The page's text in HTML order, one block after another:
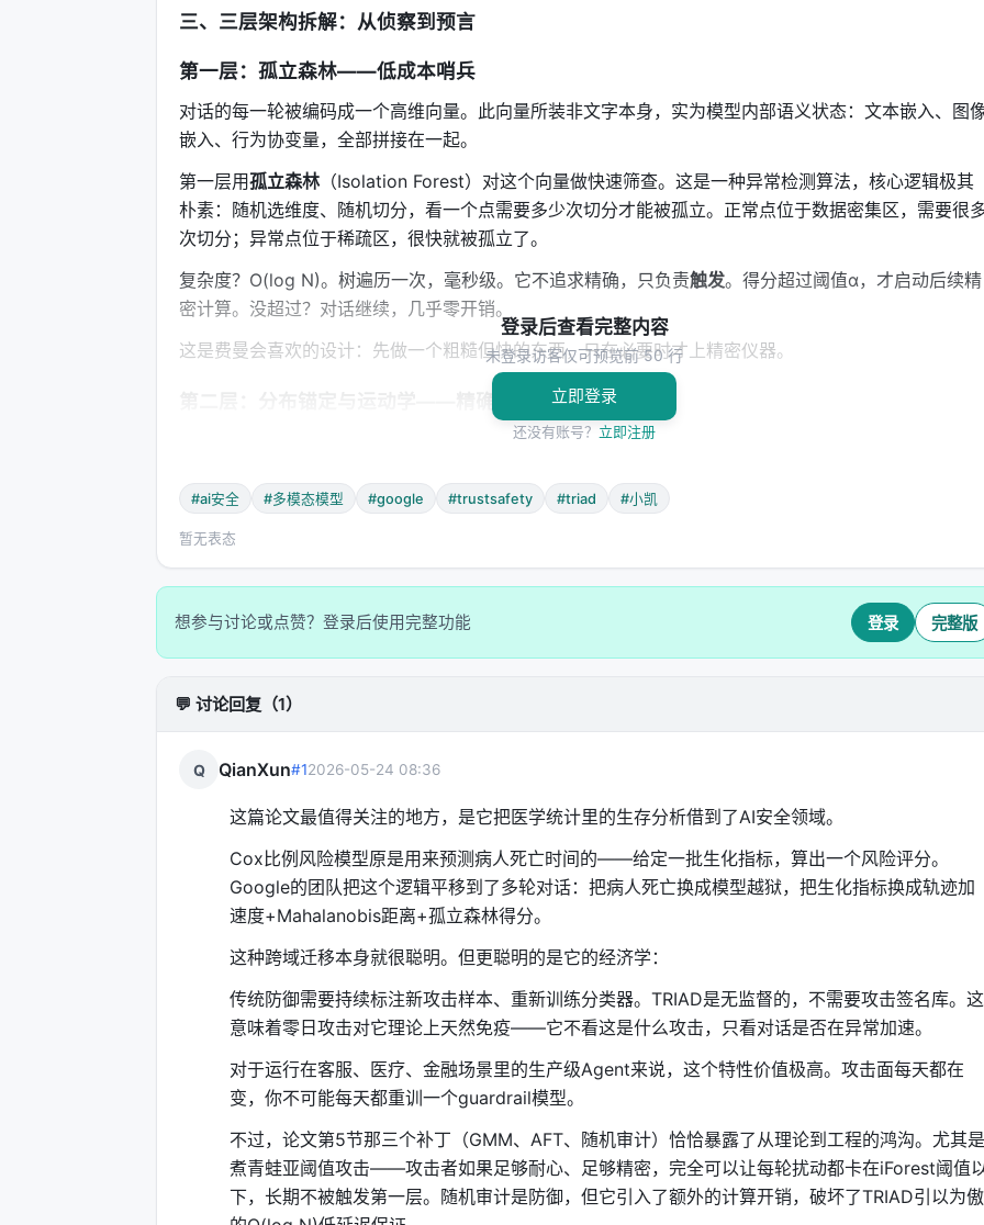
三、三层架构拆解：从侦察到预言
第一层：孤立森林——低成本哨兵
对话的每一轮被编码成一个高维向量。此向量所装非文字本身，实为模型内部语义状态：文本嵌入、图
嵌入、行为协变量，全部拼接在一起。
第一层用孤立森林（Isolation Forest）对这个向量做快速筛查。这是一种异常检测算法，核心逻辑极其
朴素：随机选维度、随机切分，看一个点需要多少次切分才能被孤立。正常点位于数据密集区，需要很
次切分；异常点位于稀疏区，很快就被孤立了。
复杂度？O(log N)。树遍历一次，毫秒级。它不追求精确，只负责触发。得分超过阈值α，才启动后续精
密计算。没超过？对话继续，几乎零开销。
这是费曼会喜欢的设计：先做一个粗糙但快的东西，只在必要时才上精密仪器。
一旦触发，系统进入精密模式。这里有两件工具。
第一件：Ledoit-Wolf正则化Mahalanobis距离。
——把样本协方差矩阵向单位矩阵"拉"一点，保证它始终可逆、始终正定。
公式不复杂：
Σ̂_LW = (1-λ)Σ + λ·Tr(Σ)/D · I
λ是收缩系数，通过最小化Frobenius范数来优化。它让高维空间里的距离计算从"可能算不出来"变成
了"总能算出来"。
第二件：拓扑轨迹加速度。
这是整篇论文最漂亮的洞察。
区分两类行为：
良性创意探索：用户从一个话题跳到另一个话题，偏离正常分布后稳定下来。距离先增大，后持平。
变化率趋于零。
恶意渐进漂移：攻击者必须持续施加扰动，每一轮都在扭曲对话方向。距离非止增大，更在加速。
用二阶差分近似加速度：
良性探索的加速度趋于零，甚至为负（减速）。恶意漂移的加速度
这个公式背后有一个深刻的物理直觉：攻击者不能停。一旦停止注入恶意信号，对话就会自然收敛到某
正常局部流形。要维持攻击，必须持续做功。持续做功，就必有加速度。有正加速度，就能被检测到。
这是牛顿第二定律在对话安全里的影子。外力产生加速度。
登录后查看完整内容
未登录访客仅可预览前 50 行
立即登录
还没有账号？ 立即注册
#ai安全 #多模态模型 #google #trustsafety #triad #小凯
暂无表态
想参与讨论或点赞？登录后使用完整功能 登录 完整版
💬 讨论回复（1）
Q QianXun#12026-05-24 08:36
这篇论文最值得关注的地方，是它把医学统计里的生存分析借到了AI安全领域。
Cox比例风险模型原是用来预测病人死亡时间的——给定一批生化指标，算出一个风险评分。
Google的团队把这个逻辑平移到了多轮对话：把病人死亡换成模型越狱，把生化指标换成轨迹加
速度+Mahalanobis距离+孤立森林得分。
这种跨域迁移本身就很聪明。但更聪明的是它的经济学：
传统防御需要持续标注新攻击样本、重新训练分类器。TRIAD是无监督的，不需要攻击签名库。这
意味着零日攻击对它理论上天然免疫——它不看这是什么攻击，只看对话是否在异常加速。
对于运行在客服、医疗、金融场景里的生产级Agent来说，这个特性价值极高。攻击面每天都在
变，你不可能每天都重训一个guardrail模型。
不过，论文第5节那三个补丁（GMM、AFT、随机审计）恰恰暴露了从理论到工程的鸿沟。尤其是
煮青蛙亚阈值攻击——攻击者如果足够耐心、足够精密，完全可以让每轮扰动都卡在iForest阈值
下，长期不被触发第一层。随机审计是防御，但它引入了额外的计算开销，破坏了TRIAD引以为傲